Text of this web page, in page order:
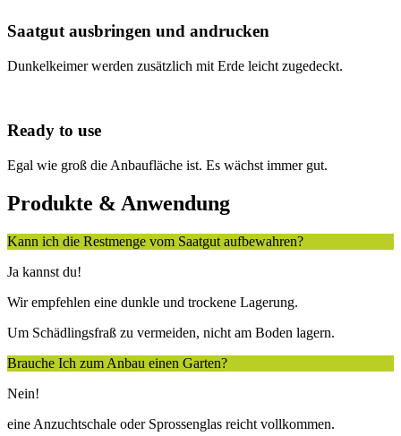
Saatgut ausbringen und andrucken
Dunkelkeimer werden zusätzlich mit Erde leicht zugedeckt.
Ready to use
Egal wie groß die Anbaufläche ist. Es wächst immer gut.
Produkte & Anwendung
Kann ich die Restmenge vom Saatgut aufbewahren?
Ja kannst du!
Wir empfehlen eine dunkle und trockene Lagerung.
Um Schädlingsfraß zu vermeiden, nicht am Boden lagern.
Brauche Ich zum Anbau einen Garten?
Nein!
eine Anzuchtschale oder Sprossenglas reicht vollkommen.